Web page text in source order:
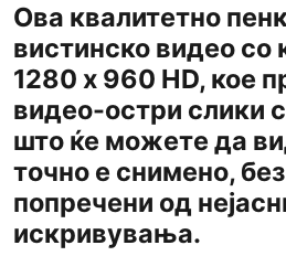
Ова квалитетно
вистинско видео со
1280 x 960 HD, кое
видео-остри слики
што ќе можете да
точно е снимено,
попречени од
искривувања.